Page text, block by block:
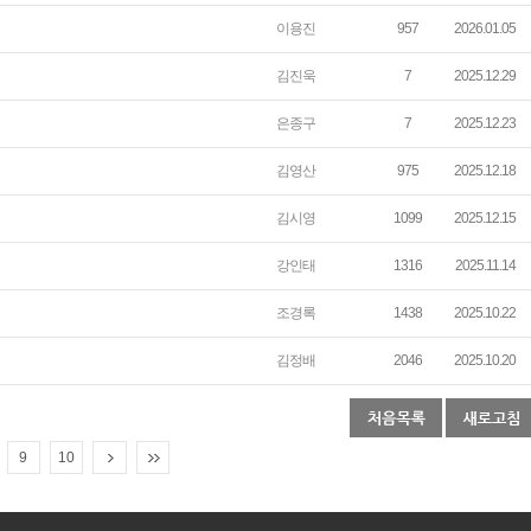
이용진 957 2026.01.05
김진욱 7 2025.12.29
은종구 7 2025.12.23
김영산 975 2025.12.18
김시영 1099 2025.12.15
강인태 1316 2025.11.14
조경록 1438 2025.10.22
김정배 2046 2025.10.20
9 10